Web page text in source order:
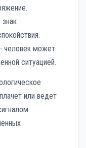
человек может
ситуацией.
или ведет